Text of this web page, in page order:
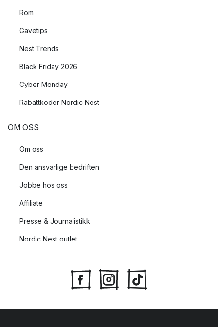
Rom
Gavetips
Nest Trends
Black Friday 2026
Cyber Monday
Rabattkoder Nordic Nest
OM OSS
Om oss
Den ansvarlige bedriften
Jobbe hos oss
Affiliate
Presse & Journalistikk
Nordic Nest outlet